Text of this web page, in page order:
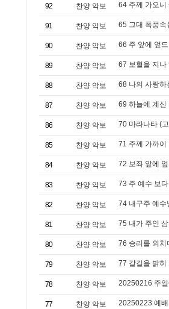
92 찬양 악보 64 주께 가오니
91 찬양 악보 65 그대 폭풍속
90 찬양 악보 66 주 앞에 엎
89 찬양 악보 67 보혈을 지나
88 찬양 악보 68 나의 사랑하
87 찬양 악보 69 하늘에 계신
86 찬양 악보 70 마라나타 (
85 찬양 악보 71 주께 가까이
84 찬양 악보 72 보좌 앞에
83 찬양 악보 73 주 예수 보다
82 찬양 악보 74 내구주 예
81 찬양 악보 75 내가 주인
80 찬양 악보 76 승리를 외치
79 찬양 악보 77 갈길을 밝히
78 찬양 악보 20250216 주
77 찬양 악보 20250223 예